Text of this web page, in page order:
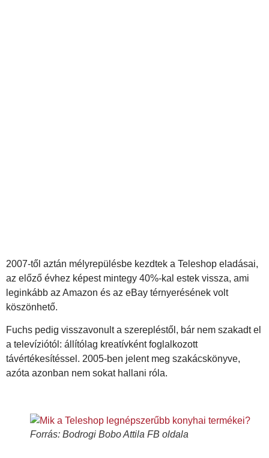
2007-től aztán mélyrepülésbe kezdtek a Teleshop eladásai,
az előző évhez képest mintegy 40%-kal estek vissza, ami
leginkább az Amazon és az eBay térnyerésének volt
köszönhető.
Fuchs pedig visszavonult a szerepléstől, bár nem szakadt el
a televíziótól: állítólag kreatívként foglalkozott
távértékesítéssel. 2005-ben jelent meg szakácskönyve,
azóta azonban nem sokat hallani róla.
Forrás: Bodrogi Bobo Attila FB oldala